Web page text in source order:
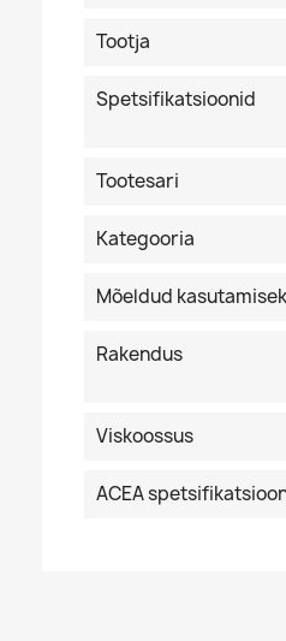
Tootja
Spetsifikatsioonid
Tootesari
Kategooria
Mõeldud
Rakendus
Viskoossus
ACEA